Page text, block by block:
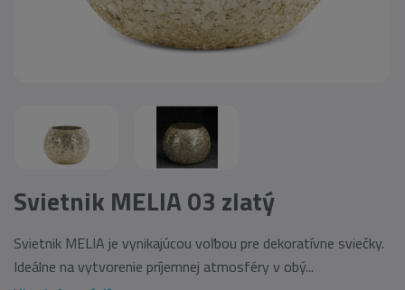
Svietnik MELIA 03 zlatý
Svietnik MELIA je vynikajúcou voľbou pre dekoratívne sviečky.
Ideálne na vytvorenie príjemnej atmosféry v obý...